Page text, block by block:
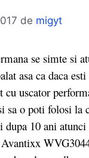
de migyt
se simte si
asa ca daca
cu uscator
sa o poti folosi la
dupa 10 ani